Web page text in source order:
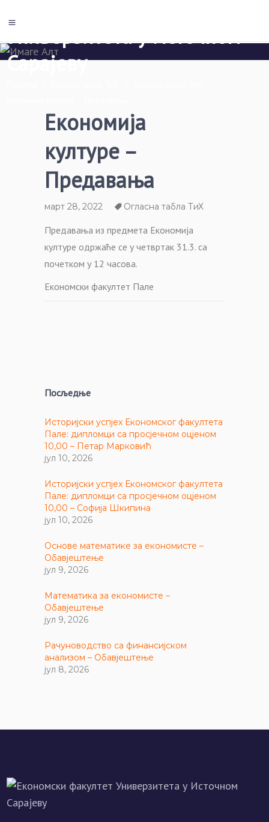
Сарајеву
Економија
културе –
Предавања
март 28, 2022 Огласна табла ТиХ
Предавања из предмета Економија
културе одржаће се у четвртак 31.3. са
почетком у 12 часова.
Економски факултет Пале
Посљедње
Историјски успјех Економског факултета
Пале: дипломци са просјечном оцјеном
10,00 – Петар Марковић
јул 10, 2026
Историјски успјех Економског факултета
Пале: дипломци са просјечном оцјеном
10,00 – Софија Шкипина
јул 10, 2026
Основе математике за економисте –
Обавјештење
јул 9, 2026
Математика за економисте –
Обавјештење
јул 9, 2026
Рачуноводство са финансијском
анализом – Обавјештење
јул 8, 2026